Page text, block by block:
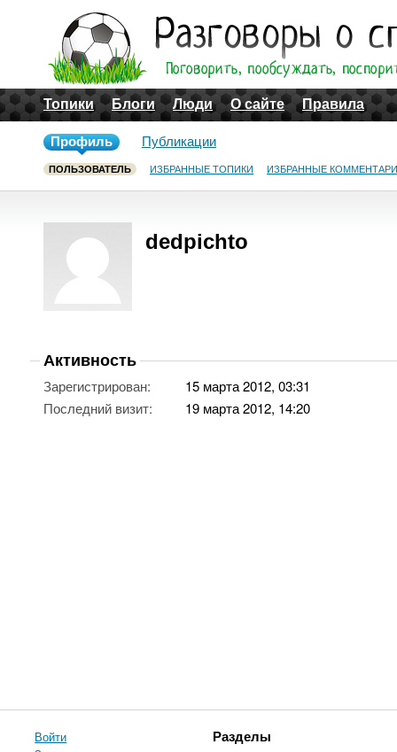
Топики Блоги Люди О сайте Правила
Профиль
ПОЛЬЗОВАТЕЛЬ ИЗБРАННЫЕ ТОПИКИ ИЗБРАННЫЕ
Публикации
dedpichto
Активность
Зарегистрирован:
15 марта 2012, 03:31
Последний визит:
19 марта 2012, 14:20
Войти
Разделы